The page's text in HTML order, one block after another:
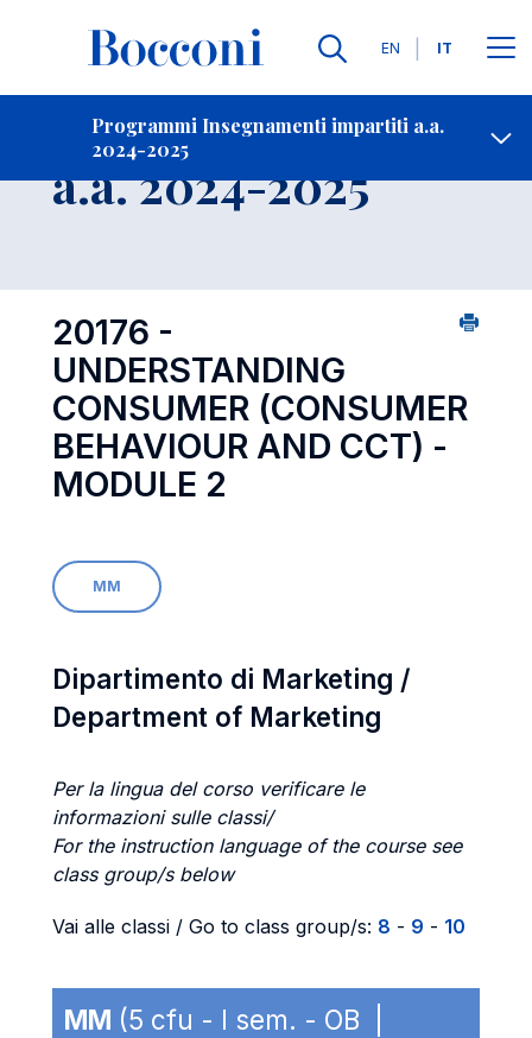
Lingue
EN IT
Programmi Insegnamenti impartiti a.a.
2024-2025
Contatti
Insegnamento
a.a. 2024-2025
20176 -
UNDERSTANDING
CONSUMER (CONSUMER
BEHAVIOUR AND CCT) -
MODULE 2
MM
Dipartimento di Marketing /
Department of Marketing
Per la lingua del corso verificare le
informazioni sulle classi/
For the instruction language of the course see
class group/s below
Vai alle classi / Go to class group/s: 8 - 9 - 10
MM (5 cfu - I sem. - OB |